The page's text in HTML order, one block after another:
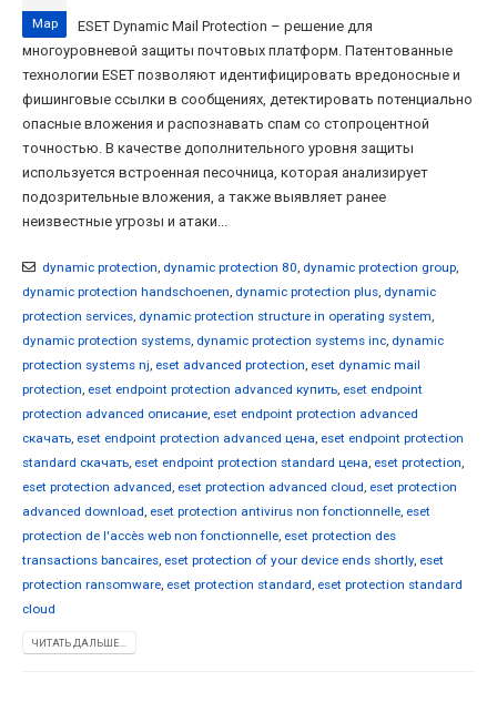
Мар
ESET Dynamic Mail Protection – решение для
многоуровневой защиты почтовых платформ. Патентованные
технологии ESET позволяют идентифицировать вредоносные и
фишинговые ссылки в сообщениях, детектировать потенциально
опасные вложения и распознавать спам со стопроцентной
точностью. В качестве дополнительного уровня защиты
используется встроенная песочница, которая анализирует
подозрительные вложения, а также выявляет ранее
неизвестные угрозы и атаки...
dynamic protection dynamic protection 80 dynamic protection group,
dynamic protection handschoenen dynamic protection plus dynamic
protection services dynamic protection structure in operating system
dynamic protection systems dynamic protection systems inc dynamic
protection systems nj eset advanced protection eset dynamic mail
protection eset endpoint protection advanced купить eset endpoint
protection advanced описание eset endpoint protection advanced
скачать eset endpoint protection advanced цена eset endpoint protection
standard скачать eset endpoint protection standard цена eset protection
eset protection advanced eset protection advanced cloud eset protection
advanced download eset protection antivirus non fonctionnelle eset
protection de l'accès web non fonctionnelle eset protection des
transactions bancaires eset protection of your device ends shortly, eset
protection ransomware eset protection standard eset protection standard
cloud
ЧИТАТЬ ДАЛЬШЕ...